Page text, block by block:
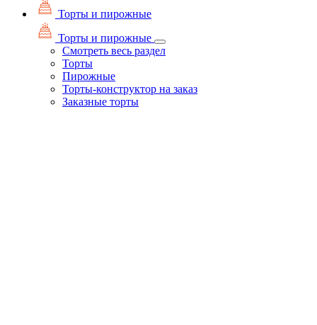
Торты и пирожные
Торты и пирожные
Смотреть весь раздел
Торты
Пирожные
Торты-конструктор на заказ
Заказные торты